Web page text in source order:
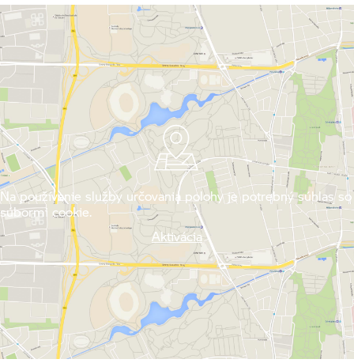
Na používanie služby určovania polohy je potrebný súhlas so
súbormi cookie.
Aktivácia